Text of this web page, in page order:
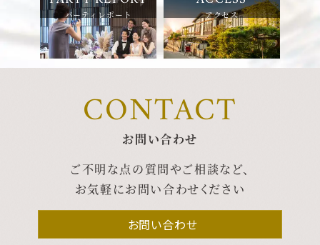
パーティレポート アクセス
CONTACT
お問い合わせ
ご不明な点の質問やご相談など、
お気軽にお問い合わせください
お問い合わせ